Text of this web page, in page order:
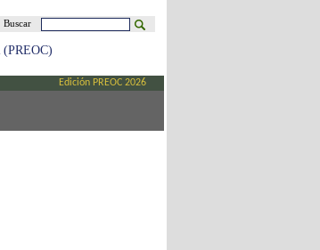
Buscar
(PREOC)
Edición PREOC 2026